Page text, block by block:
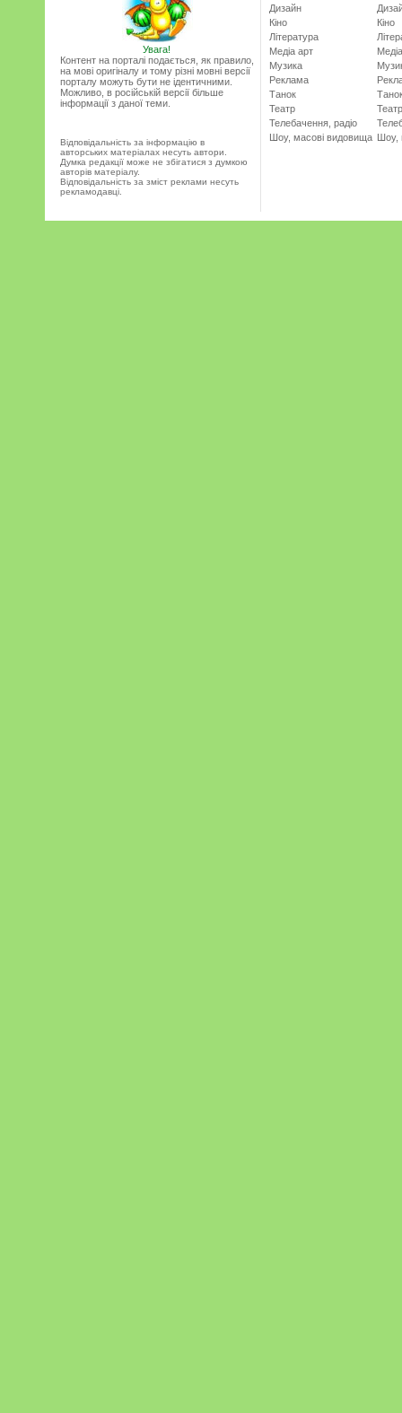
Увага!
Контент на порталі подається, як правило,
на мові оригіналу и тому різні мовні версії
порталу можуть бути не ідентичними.
Можливо, в російській версії більше
інформації з даної теми.
Відповідальність за інформацію в
авторських матеріалах несуть автори.
Думка редакції може не збігатися з думкою
авторів матеріалу.
Відповідальність за зміст реклами несуть
рекламодавці.
Дизайн
Кіно
Література
Медіа арт
Музика
Реклама
Танок
Театр
Телебачення, радіо
Шоу, масові видовища
Кіно
Театр
Шоу,